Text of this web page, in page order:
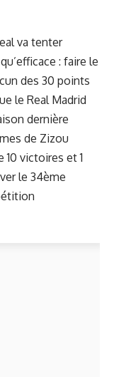
va tenter
: faire le
des 30 points
le Real Madrid
dernière
de Zizou
10 victoires et 1
le 34ème